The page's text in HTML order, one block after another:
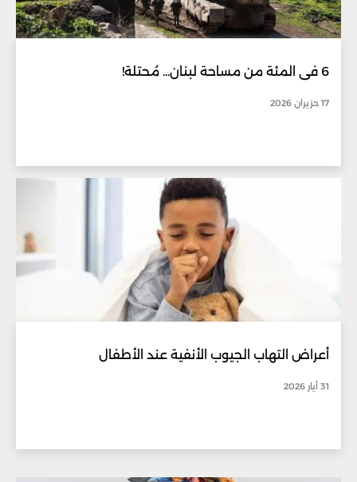
6 في المئة من مساحة لبنان... مُحتلة!
17 حزيران 2026
أعراض التهاب الجيوب الأنفية عند الأطفال
31 أيار 2026